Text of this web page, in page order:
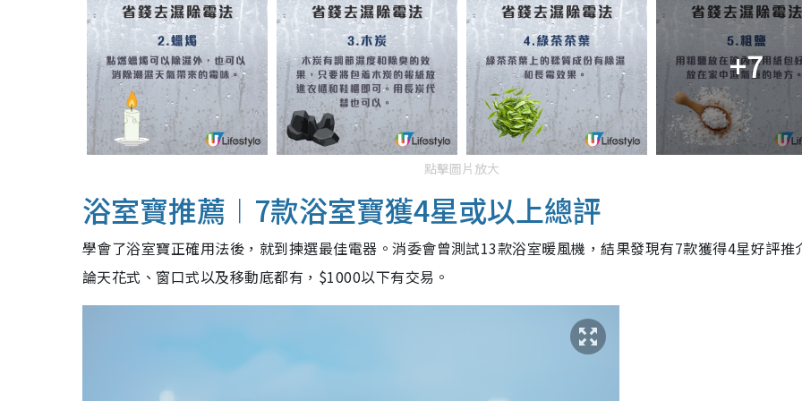
+7
點擊圖片放大
浴室寶推薦︱7款浴室寶獲4星或以上總評
學會了浴室寶正確用法後，就到揀選最佳電器。消委會曾測試13款浴室暖風機，結果發現有7款獲得4星好評推
論天花式、窗口式以及移動底都有，$1000以下有交易。